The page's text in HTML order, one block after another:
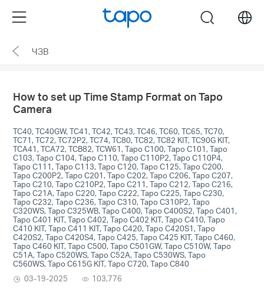
the
navigation
Menu search
ЧЗВ
How to set up Time Stamp Format on Tapo
Camera
TC40, TC40GW, TC41, TC42, TC43, TC46, TC60, TC65, TC70,
TC71, TC72, TC72P2, TC74, TC80, TC82, TC82 KIT, TC90G KIT,
TCA41, TCA72, TCB82, TCW61, Tapo C100, Tapo C101, Tapo
C103, Tapo C104, Tapo C110, Tapo C110P2, Tapo C110P4,
Tapo C111, Tapo C113, Tapo C120, Tapo C125, Tapo C200,
Tapo C200P2, Tapo C201, Tapo C202, Tapo C206, Tapo C207,
Tapo C210, Tapo C210P2, Tapo C211, Tapo C212, Tapo C216,
Tapo C21A, Tapo C220, Tapo C222, Tapo C225, Tapo C230,
Tapo C232, Tapo C236, Tapo C310, Tapo C310P2, Tapo
C320WS, Tapo C325WB, Tapo C400, Tapo C400S2, Tapo C401,
Tapo C401 KIT, Tapo C402, Tapo C402 KIT, Tapo C410, Tapo
C410 KIT, Tapo C411 KIT, Tapo C420, Tapo C420S1, Tapo
C420S2, Tapo C420S4, Tapo C425, Tapo C425 KIT, Tapo C460,
Tapo C460 KIT, Tapo C500, Tapo C501GW, Tapo C510W, Tapo
C51A, Tapo C520WS, Tapo C52A, Tapo C530WS, Tapo
C560WS, Tapo C615G KIT, Tapo C720, Tapo C840
03-19-2025
103,776